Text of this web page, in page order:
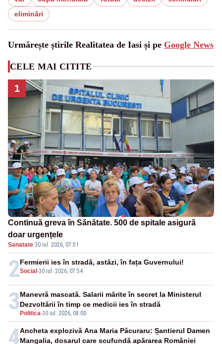
eliminări
Urmărește știrile Realitatea de Iasi și pe Google News
CELE MAI CITITE
1
Continuă greva în Sănătate. 500 de spitale asigură
doar urgențele
Sanatate·30 iul. 2026, 07:51
2Social -30 iul. 2026, 07:54
Fermierii ies în stradă, astăzi, în fața Guvernului!
3 Politica-30 iul. 2026, 08:00
Manevră mascată. Salarii mărite în secret la Ministerul
Dezvoltării în timp ce medicii ies în stradă
4Ancheta explozivă Ana Maria Păcuraru: Șantierul Damen
Mangalia, dosarul care scufundă apărarea României